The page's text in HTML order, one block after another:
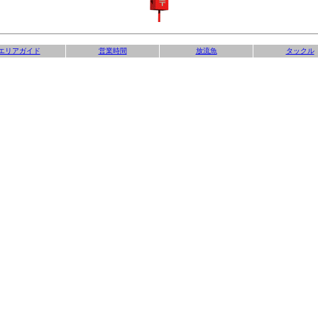
リアガイド 営業時間 放流魚 タックル